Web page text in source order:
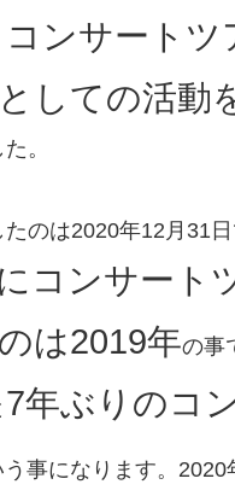
ンサートツ
しての活動
。
のは2020年12月31日
コンサート
は2019年の事
7年ぶりのコ
う事になります。2020